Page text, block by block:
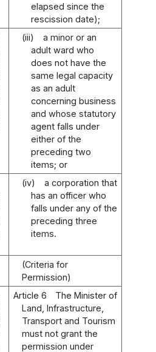
elapsed since the
rescission date);
(iii)
a minor or an
adult ward who
does not have the
same legal capacity
as an adult
concerning business
and whose statutory
agent falls under
either of the
preceding two
items; or
(iv)
a corporation that
has an officer who
falls under any of the
preceding three
items.
(Criteria for
Permission)
Article 6
The Minister of
Land, Infrastructure,
Transport and Tourism
must not grant the
permission under